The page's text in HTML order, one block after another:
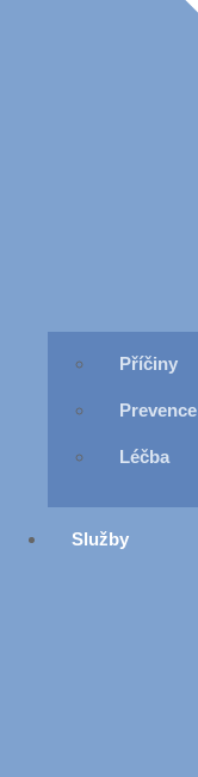
Příčiny
Prevence
Léčba
Služby